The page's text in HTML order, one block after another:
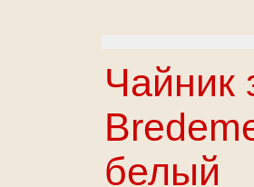
Чайник
белый